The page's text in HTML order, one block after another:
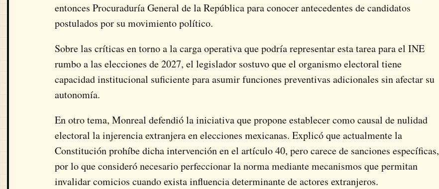
entonces Procuraduría General de la República para conocer antecedentes de candidatos
postulados por su movimiento político.
Sobre las críticas en torno a la carga operativa que podría representar esta tarea para el INE
rumbo a las elecciones de 2027, el legislador sostuvo que el organismo electoral tiene
capacidad institucional suficiente para asumir funciones preventivas adicionales sin afectar su
autonomía.
En otro tema, Monreal defendió la iniciativa que propone establecer como causal de nulidad
electoral la injerencia extranjera en elecciones mexicanas. Explicó que actualmente la
Constitución prohíbe dicha intervención en el artículo 40, pero carece de sanciones específicas,
por lo que consideró necesario perfeccionar la norma mediante mecanismos que permitan
invalidar comicios cuando exista influencia determinante de actores extranjeros.